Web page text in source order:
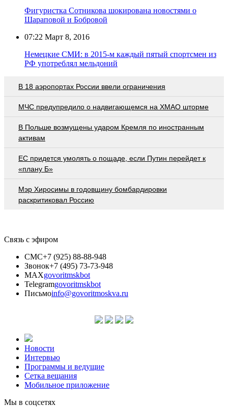
Фигуристка Сотникова шокирована новостями о
Шараповой и Бобровой
07:22 Март 8, 2016
Немецкие СМИ: в 2015-м каждый пятый спортсмен из
РФ употреблял мельдоний
В 18 аэропортах России ввели ограничения
МЧС предупредило о надвигающемся на ХМАО шторме
В Польше возмущены ударом Кремля по иностранным
активам
EC придется умолять о пощаде, если Путин перейдет к
«плану Б»
Мэр Хиросимы в годовщину бомбардировки
раскритиковал Россию
Связь с эфиром
СМС+7 (925) 88-88-948
Звонок+7 (495) 73-73-948
MAXgovoritmskbot
Telegramgovoritmskbot
Письмоinfo@govoritmoskva.ru
Новости
Интервью
Программы и ведущие
Сетка вещания
Мобильное приложение
Мы в соцсетях